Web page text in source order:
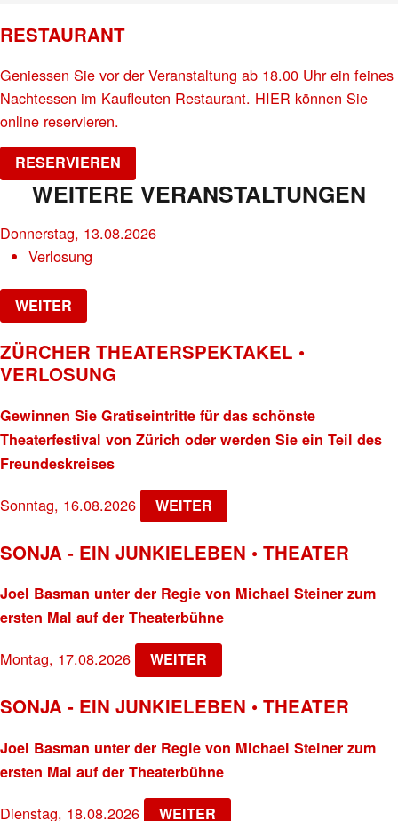
RESTAURANT
Geniessen Sie vor der Veranstaltung ab 18.00 Uhr ein feines
Nachtessen im Kaufleuten Restaurant. HIER können Sie
online reservieren.
RESERVIEREN
WEITERE VERANSTALTUNGEN
Donnerstag, 13.08.2026
Verlosung
WEITER
ZÜRCHER THEATERSPEKTAKEL •
VERLOSUNG
Gewinnen Sie Gratiseintritte für das schönste
Theaterfestival von Zürich oder werden Sie ein Teil des
Freundeskreises
Sonntag, 16.08.2026 WEITER
SONJA - EIN JUNKIELEBEN • THEATER
Joel Basman unter der Regie von Michael Steiner zum
ersten Mal auf der Theaterbühne
Montag, 17.08.2026 WEITER
SONJA - EIN JUNKIELEBEN • THEATER
Joel Basman unter der Regie von Michael Steiner zum
ersten Mal auf der Theaterbühne
Dienstag, 18.08.2026 WEITER